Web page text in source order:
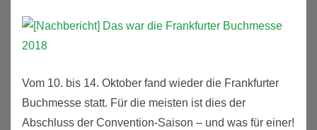
Vom 10. bis 14. Oktober fand wieder die Frankfurter
Buchmesse statt. Für die meisten ist dies der
Abschluss der Convention-Saison – und was für einer!